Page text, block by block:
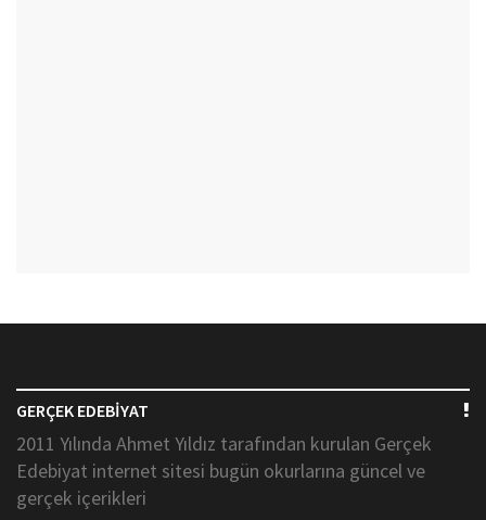
GERÇEK EDEBİYAT
2011 Yılında Ahmet Yıldız tarafından kurulan Gerçek
Edebiyat internet sitesi bugün okurlarına güncel ve
gerçek içerikleri